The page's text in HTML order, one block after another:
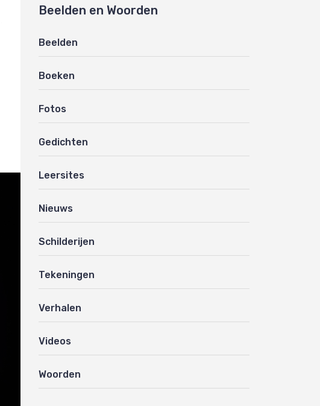
Beelden en Woorden
Beelden
Boeken
Fotos
Gedichten
Leersites
Nieuws
Schilderijen
Tekeningen
Verhalen
Videos
Woorden